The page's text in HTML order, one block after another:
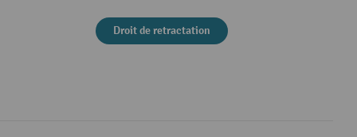
Droit de retractation